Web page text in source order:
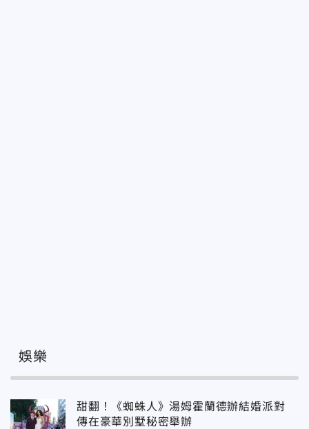
娛樂
甜翻！《蜘蛛人》湯姆霍蘭德辦結婚派對
傳在豪華別墅秘密舉辦